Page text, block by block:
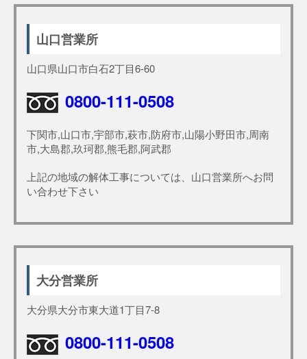
山口営業所
山口県山口市白石2丁目6-60
0800-111-0508
下関市,山口市,宇部市,萩市,防府市,山陽小野田市,周南
市,大島郡,玖珂郡,熊毛郡,阿武郡
上記の地域の解体工事については、山口営業所へお問
い合わせ下さい
大分営業所
大分県大分市東大道1丁目7-8
0800-111-0508